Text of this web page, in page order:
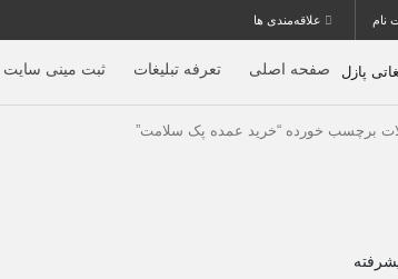
نام علاقه‌مندی ها
صفحه اصلی تعرفه تبلیغات ثبت مینی سایت
برچسب خورده “خرید عمده پک سلامت”